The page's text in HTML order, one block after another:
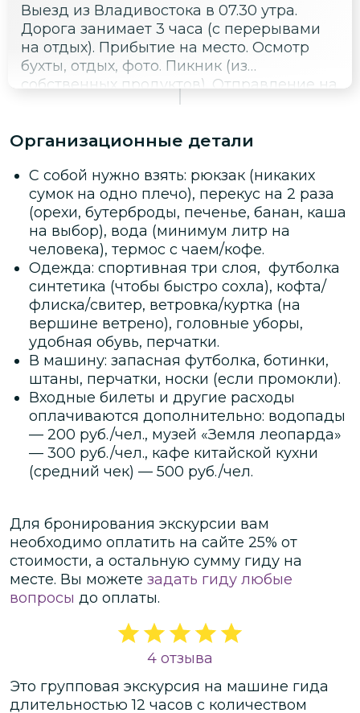
Выезд из Владивостока в 07.30 утра.
Дорога занимает 3 часа (с перерывами
на отдых). Прибытие на место. Осмотр
бухты, отдых, фото. Пикник (из
собственных продуктов). Отправление на
видовые площадки. Отправление во
Организационные детали
С собой нужно взять: рюкзак (никаких
сумок на одно плечо), перекус на 2 раза
(орехи, бутерброды, печенье, банан, каша
на выбор), вода (минимум литр на
человека), термос с чаем/кофе.
Одежда: спортивная три слоя, футболка
синтетика (чтобы быстро сохла), кофта/
флиска/свитер, ветровка/куртка (на
вершине ветрено), головные уборы,
удобная обувь, перчатки.
В машину: запасная футболка, ботинки,
штаны, перчатки, носки (если промокли).
Входные билеты и другие расходы
оплачиваются дополнительно: водопады
— 200 руб./чел., музей «Земля леопарда»
— 300 руб./чел., кафе китайской кухни
(средний чек) — 500 руб./чел.
Для бронирования экскурсии вам
необходимо оплатить на сайте 25% от
стоимости, а остальную сумму гиду на
месте. Вы можете задать гиду любые
вопросы до оплаты.
4 отзыва
Это групповая экскурсия на машине гида
длительностью12 часов с количеством